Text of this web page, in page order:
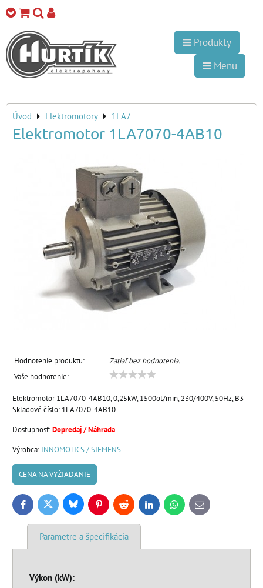
Produkty
Menu
Úvod Elektromotory 1LA7
Elektromotor 1LA7070-4AB10
Hodnotenie produktu:
Zatiaľ bez hodnotenia.
Vaše hodnotenie:
Elektromotor 1LA7070-4AB10, 0,25kW, 1500ot/min, 230/400V, 50Hz, B3
Skladové číslo: 1LA7070-4AB10
Dostupnosť:Dopredaj / Náhrada
Výrobca: INNOMOTICS / SIEMENS
CENA NA VYŽIADANIE
FacebookTwitter BlueskyPinterestReddit LinkedInWhatsApp
E-
mail
Parametre a špecifikácia
Výkon (kW):